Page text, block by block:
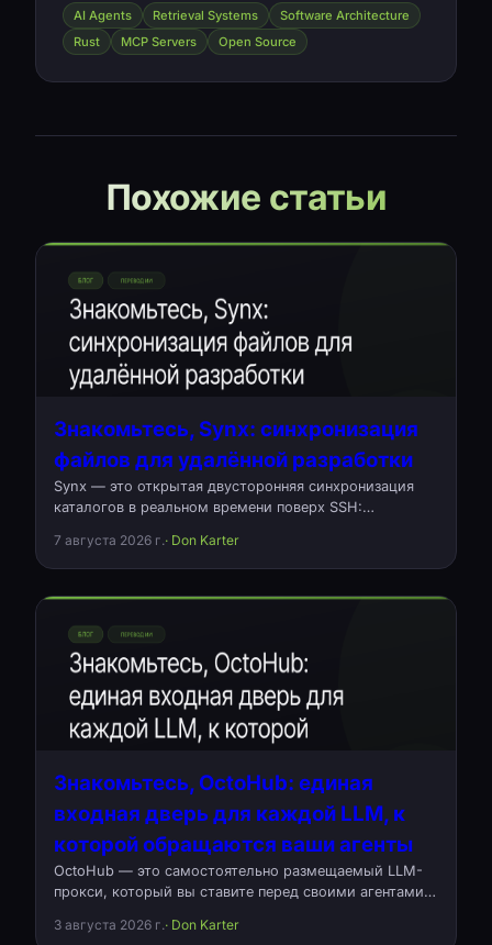
AI Agents Retrieval Systems
Software Architecture
Rust
MCP Servers Open Source
Похожие статьи
Знакомьтесь, Synx: синхронизация
файлов для удалённой разработки
Synx — это открытая двусторонняя синхронизация
каталогов в реальном времени поверх SSH:
локально, а собирает на удалённой машине. Написан
на Rust, одна команда, без демонов.
7 августа 2026 г.· Don Karter
Знакомьтесь, OctoHub: единая
входная дверь для каждой LLM, к
которой обращаются ваши агенты
OctoHub — это самостоятельно размещаемый LLM-
прокси, который вы ставите перед своими агентами.
нагрузки по провайдерам и журнал каждого
3 августа 2026 г.· Don Karter